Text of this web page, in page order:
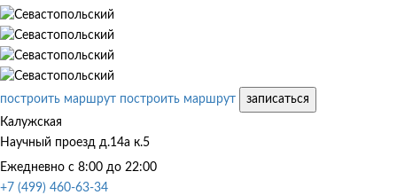
построить маршрут построить маршрут
записаться
Калужская
Научный проезд д.14а к.5
Ежедневно с 8:00 до 22:00
+7 (499) 460-63-34